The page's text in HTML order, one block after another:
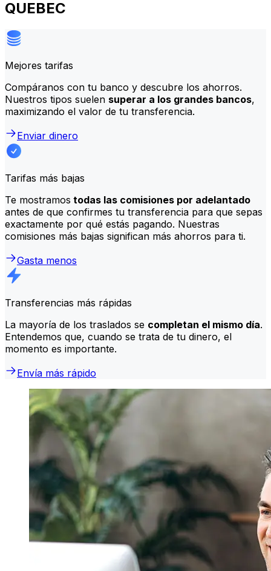
QUEBEC
Mejores tarifas
Compáranos con tu banco y descubre los ahorros.
Nuestros tipos suelen superar a los grandes bancos,
maximizando el valor de tu transferencia.
Enviar dinero
Tarifas más bajas
Te mostramos todas las comisiones por adelantado
antes de que confirmes tu transferencia para que sepas
exactamente por qué estás pagando. Nuestras
comisiones más bajas significan más ahorros para ti.
Gasta menos
Transferencias más rápidas
La mayoría de los traslados se completan el mismo día.
Entendemos que, cuando se trata de tu dinero, el
momento es importante.
Envía más rápido